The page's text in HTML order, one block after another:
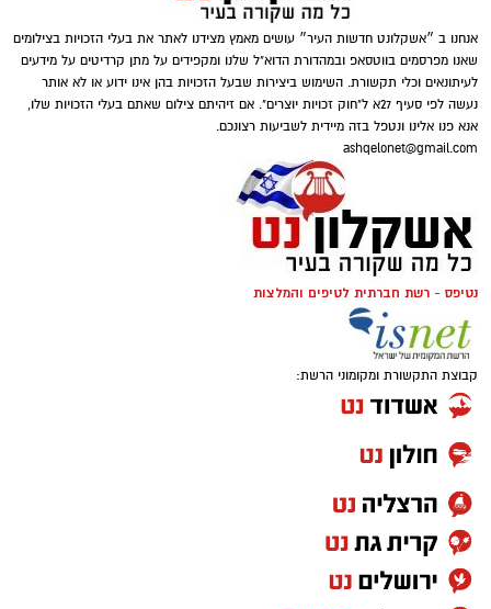
אנחנו ב ״אשקלונט חדשות העיר״ עושים מאמץ מצידנו לאתר את בעלי הזכויות בצילומים
שאנו מפרסמים בווטסאפ ובמהדורת הדוא"ל שלנו ומקפידים על מתן קרדיטים על מידעים
לעיתונאים וכלי תקשורת. השימוש ביצירות שבעל הזכויות בהן אינו ידוע או לא אותר
נעשה לפי סעיף 27א ל"חוק זכויות יוצרים". אם זיהיתם צילום שאתם בעלי הזכויות שלו,
אנא פנו אלינו ונטפל בזה מיידית לשביעות רצונכם.
ashqelonet@gmail.com
נטיפס - רשת חברתית לטיפים והמלצות
קבוצת התקשורת ומקומוני הרשת: